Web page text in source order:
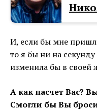
И, если бы мне
то я бы ни на
изменила бы в своей
А как насчет Вас?
Смогли бы Вы